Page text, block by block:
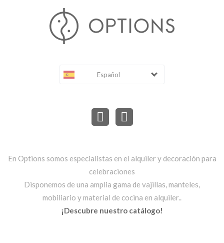
Español
En Options somos especialistas en el alquiler y decoración para
celebraciones
Disponemos de una amplia gama de vajillas, manteles,
mobiliario y material de cocina en alquiler..
¡Descubre nuestro catálogo!